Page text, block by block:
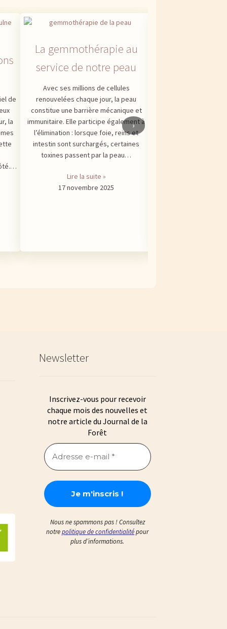
de
la
La gemmothérapie au
service de notre peau
Avec ses millions de cellules
renouvelées chaque jour, la peau
constitue une barrière mécanique et
immunitaire. Elle participe également à
l’élimination : lorsque foie, reins et
intestin sont surchargés, certaines
toxines passent par la peau…
Lire la suite »
17 novembre 2025
›
Newsletter
Inscrivez-vous pour recevoir
chaque mois des nouvelles et
notre article du Journal de la
Forêt
Nous ne spammons pas ! Consultez
notrepolitique de confidentialitépour
plus d’informations.